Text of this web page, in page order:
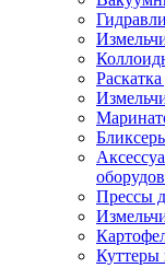
Прессы
Куттеры